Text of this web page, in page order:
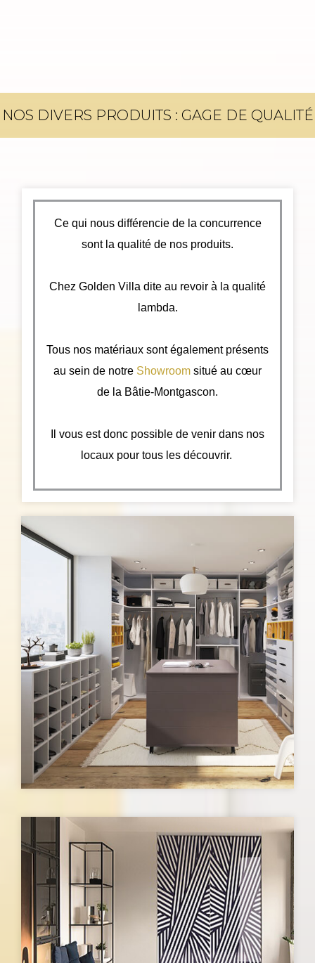
NOS DIVERS PRODUITS : GAGE DE QUALITÉ
Ce qui nous différencie de la concurrence
sont la qualité de nos produits.
Chez Golden Villa dite au revoir à la qualité
lambda.
Tous nos matériaux sont également présents
au sein de notre Showroom situé au cœur
de la Bâtie-Montgascon.
Il vous est donc possible de venir dans nos
locaux pour tous les découvrir.